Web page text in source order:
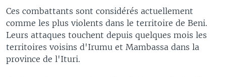
Ces combattants sont considérés actuellement
comme les plus violents dans le territoire de Beni.
Leurs attaques touchent depuis quelques mois les
territoires voisins d'Irumu et Mambassa dans la
province de l'Ituri.